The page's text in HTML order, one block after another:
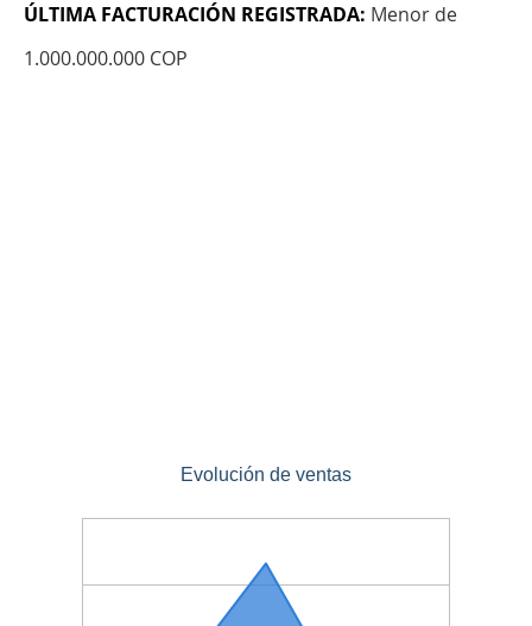
ÚLTIMA FACTURACIÓN REGISTRADA: Menor de
1.000.000.000 COP
Evolución de ventas